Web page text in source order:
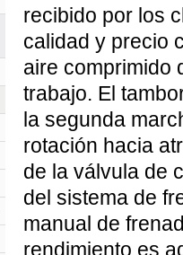
recibido por los
calidad y precio
aire comprimido
trabajo. El
la segunda
rotación hacia
de la válvula de
del sistema de
manual de
rendimiento es